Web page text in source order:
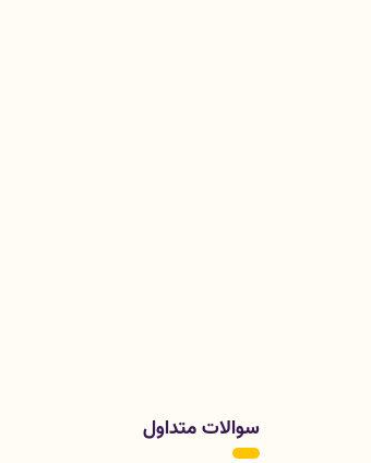
سوالات متداول